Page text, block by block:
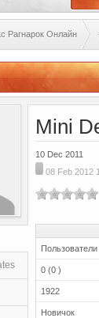
Рагнарок Онлайн
Mini
10 Dec 2011
08 Feb 2012
Пользователи
0 (0 )
1922
Новичок